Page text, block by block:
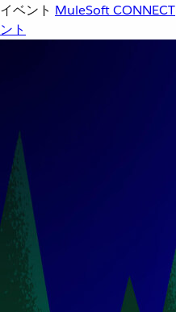
イベント MuleSoft CONNECT
ント